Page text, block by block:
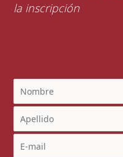
la inscripción